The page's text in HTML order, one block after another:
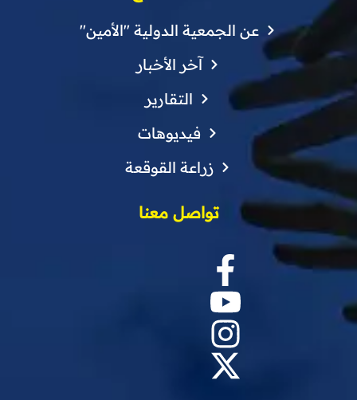
عن الجمعية الدولية "الأمين"
آخر الأخبار
التقارير
فيديوهات
زراعة القوقعة
تواصل معنا